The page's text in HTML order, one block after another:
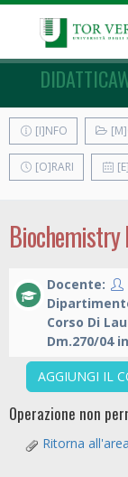
[I]NFO
[O]RARI
Biochemistry I
Docente:
Corso Di
Dm.270/04 in
AGGIUNGI IL
Operazione non
Ritorna